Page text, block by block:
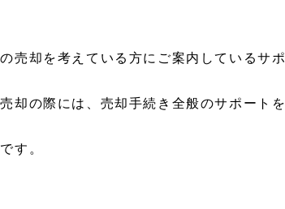
売却を考えている方にご案内しているサポ
却の際には、売却手続き全般のサポートを
す。